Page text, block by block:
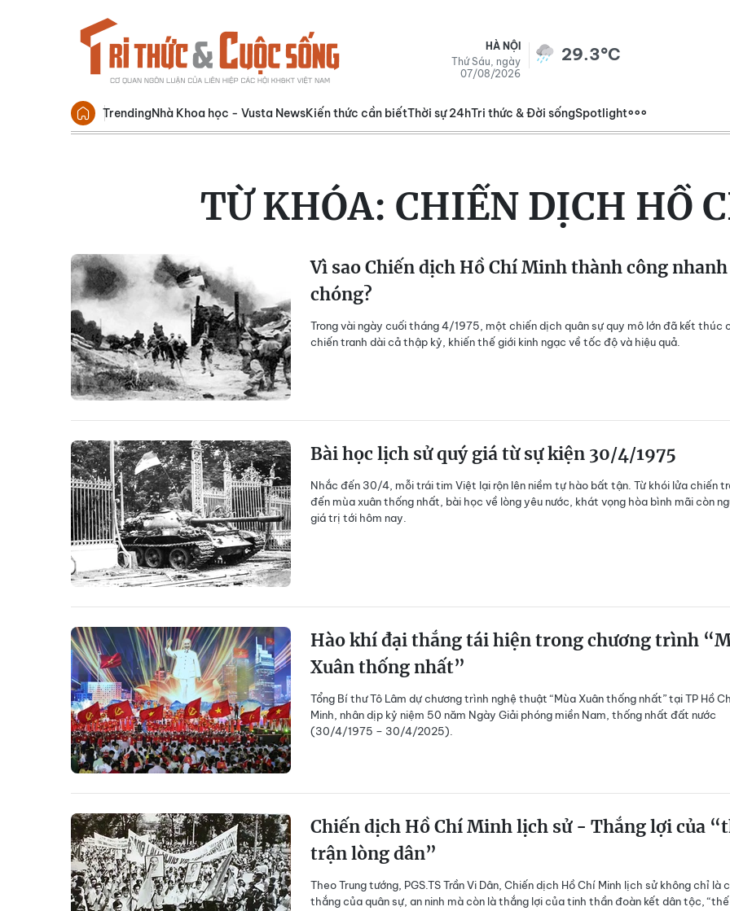
HÀ NỘI
Thứ Sáu, ngày
07/08/2026
29.3°C
TrendingNhà Khoa học - Vusta NewsKiến thức cần biếtThời sự 24hTri thức & Đời sốngSpotlight
TỪ KHÓA: CHIẾN DỊCH HỒ
Vì sao Chiến dịch Hồ Chí Minh thành công nhanh
chóng?
Trong vài ngày cuối tháng 4/1975, một chiến dịch quân sự quy mô lớn đã kết thúc
chiến tranh dài cả thập kỷ, khiến thế giới kinh ngạc về tốc độ và hiệu quả.
Bài học lịch sử quý giá từ sự kiện 30/4/1975
Nhắc đến 30/4, mỗi trái tim Việt lại rộn lên niềm tự hào bất tận. Từ khói lửa chiến
đến mùa xuân thống nhất, bài học về lòng yêu nước, khát vọng hòa bình mãi còn
giá trị tới hôm nay.
Hào khí đại thắng tái hiện trong chương trình
Xuân thống nhất”
Tổng Bí thư Tô Lâm dự chương trình nghệ thuật “Mùa Xuân thống nhất” tại TP Hồ
Minh, nhân dịp kỷ niệm 50 năm Ngày Giải phóng miền Nam, thống nhất đất nước
(30/4/1975 – 30/4/2025).
Chiến dịch Hồ Chí Minh lịch sử - Thắng lợi của
trận lòng dân”
Theo Trung tướng, PGS.TS Trần Vi Dân, Chiến dịch Hồ Chí Minh lịch sử không chỉ là
thắng của quân sự, an ninh mà còn là thắng lợi của tinh thần đoàn kết dân tộc,